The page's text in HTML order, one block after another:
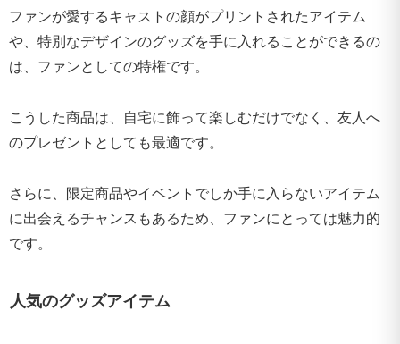
ファンが愛するキャストの顔がプリントされたアイテム
や、特別なデザインのグッズを手に入れることができるの
は、ファンとしての特権です。
こうした商品は、自宅に飾って楽しむだけでなく、友人へ
のプレゼントとしても最適です。
さらに、限定商品やイベントでしか手に入らないアイテム
に出会えるチャンスもあるため、ファンにとっては魅力的
です。
人気のグッズアイテム